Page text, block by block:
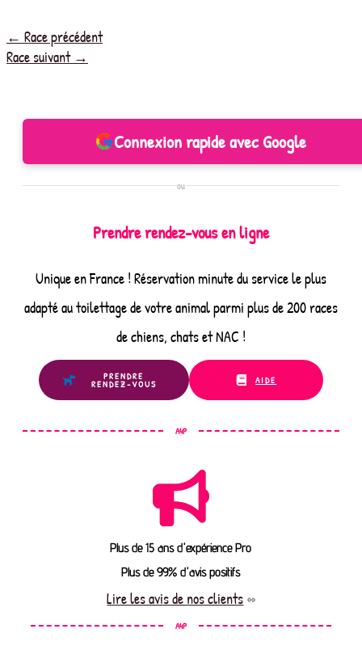
← Race précédent
Race suivant →
Connexion rapide avec Google
ou
Prendre rendez-vous en ligne
Unique en France ! Réservation minute du service le plus
adapté au toilettage de votre animal parmi plus de 200 races
de chiens, chats et NAC !
PRENDRE
RENDEZ-VOUS AIDE
A4P
Plus de 15 ans d'expérience Pro
Plus de 99% d'avis positifs
Lire les avis de nos clients
A4P